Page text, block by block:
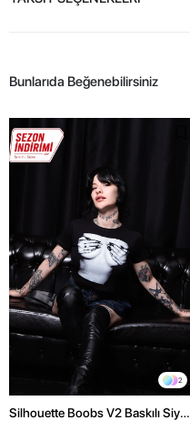
Bunlarıda Beğenebilirsiniz
2
Silhouette Boobs V2 Baskılı Siyah